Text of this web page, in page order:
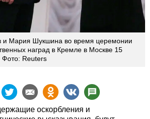
и Мария Шукшина во время церемонии
наград в Кремле в Москве 15
Фото: Reuters
оскорбления и